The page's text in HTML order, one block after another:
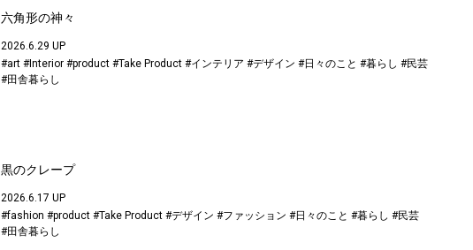
六角形の神々
2026.6.29 UP
#art #Interior #product #Take Product #インテリア #デザイン #日々のこと #暮らし #民芸
#田舎暮らし
黒のクレープ
2026.6.17 UP
#fashion #product #Take Product #デザイン #ファッション #日々のこと #暮らし #民芸
#田舎暮らし